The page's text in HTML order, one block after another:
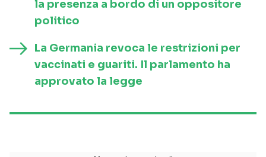
la presenza a bordo di un oppositore
politico
La Germania revoca le restrizioni per
vaccinati e guariti. Il parlamento ha
approvato la legge